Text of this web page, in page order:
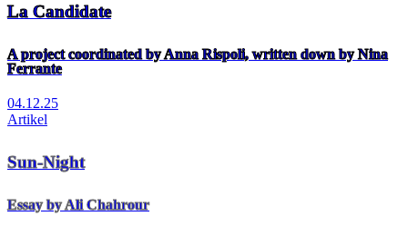
La Candidate
A project coordinated by Anna Rispoli, written down by Nina
Ferrante
04.12.25
Artikel
Sun-Night
Essay by Ali Chahrour